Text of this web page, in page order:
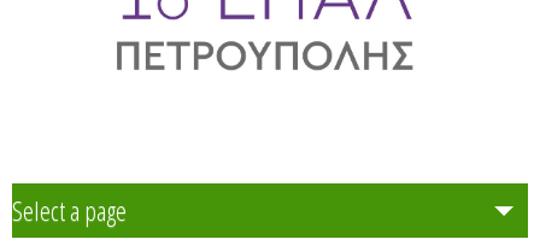
Select a page